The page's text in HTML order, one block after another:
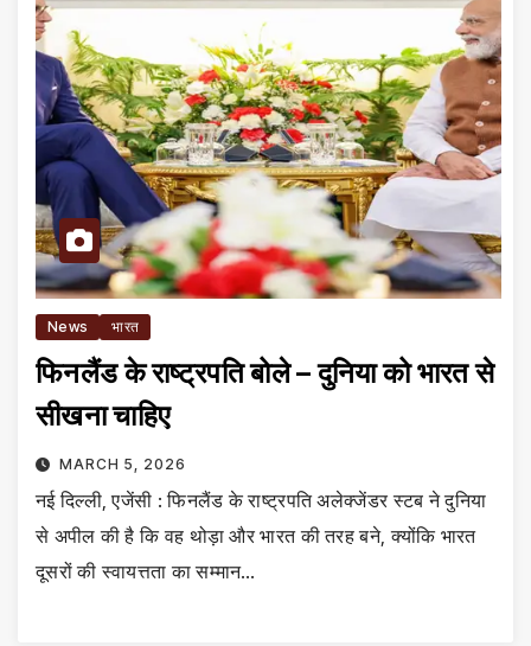
News भारत
फिनलैंड के राष्ट्रपति बोले – दुनिया को भारत से
सीखना चाहिए
MARCH 5, 2026
नई दिल्ली, एजेंसी : फिनलैंड के राष्ट्रपति अलेक्जेंडर स्टब ने दुनिया
से अपील की है कि वह थोड़ा और भारत की तरह बने, क्योंकि भारत
दूसरों की स्वायत्तता का सम्मान…